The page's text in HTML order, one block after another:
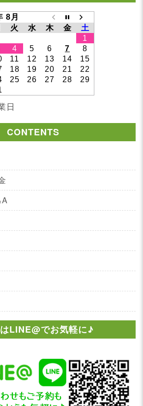
8月
火 水 木 金
土
1
4 5 6 7
8
11 12 13 14
15
18 19 20 21
22
25 26 27 28
29
日
CONTENTS
LINE@でお気軽に♪